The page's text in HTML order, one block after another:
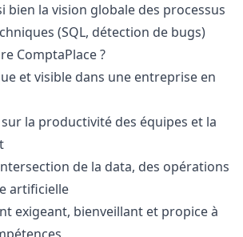
bien la vision globale des processus
(SQL, détection de bugs)
ComptaPlace ?
et visible dans une entreprise en
la productivité des équipes et la
de la data, des opérations
artificielle
exigeant, bienveillant et propice à